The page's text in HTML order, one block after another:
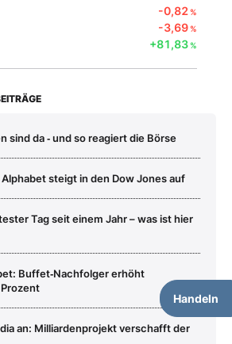
Handeln
-0,82%
-3,69%
+81,83%
sind da ‑ und so reagiert die Börse
steigt in den Dow Jones auf
Tag seit einem Jahr – was ist hier
Buffet‑Nachfolger erhöht
an: Milliardenprojekt verschafft der